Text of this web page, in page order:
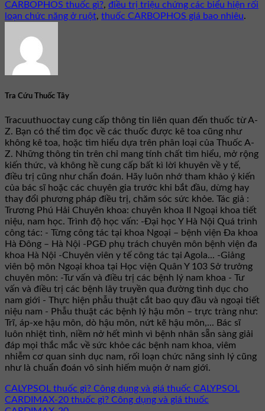
CARBOPHOS thuốc gì?, điều trị triệu chứng các biểu hiện rối
loạn chức năng ở ruột, thuốc CARBOPHOS giá bao nhiêu.
Tra Cứu Thuốc Tây
Tracuuthuoctay cung cấp thông tin liên quan đến thuốc từ A-
Z. Bạn có thể tìm đọc về các thuốc được kê toa cũng như
không kê toa, hoặc tìm hiểu dựa trên phân loại của Thuốc A-
Z. Những thông tin trên chỉ mang tính chất tìm hiểu, mở rộng
kiến thức, và không hề cung cấp bất kì lời khuyên về y tế,
điều trị cũng như chẩn đoán. Hãy luôn nhớ tham khảo ý kiến
của bác sĩ hoặc các chuyên gia trước khi bắt đầu, dừng hay
thay đổi phương pháp điều trị, chăm sóc sức khỏe. Tác giả :
Trương Phú Hải Chuyên khoa: chuyên khoa II Ngoại khoa tiết
niệu, nam học. Trình độ học vấn: -Đại học Y Hà Nội Quá trình
công tác: - Từng công tác tại khoa Ngoại – bệnh viện Đa khoa
Hà Đông – Hà Nội -PGĐ phụ trách chuyên môn bệnh viện đa
khoa Hà Nội -Chuyên viên y tế công tác tại Agola... -Giảng
viên bộ môn Ngoại khoa tại Học viện Quân Y 103 Sở trưởng
chuyên môn: -Tư vấn và điều trị các bệnh lý nam khoa - Tư
vấn và điều trị các bệnh lây truyền qua đường tình dục cho
nam giới - Thực hiện phẫu thuật cắt bao quy đầu và ngoại tiết
niệu nam - Phẫu thuật các bệnh lý hậu môn – trực tràng như:
Trĩ, áp-xe hậu môn, dò hậu môn, nứt kẽ hậu môn,... Bác sĩ
luôn nhiệt tình, niềm nở hết mình vì bệnh nhân sẵn sàng giải
đáp mọi thắc mắc về sức khỏe các bệnh nam khoa, viêm
nhiễm cơ quan sinh dục nam, rối loạn chức năng sinh lý cũng
như là chuẩn đoán vô sinh hiếm muộn ở nam giới.
CALYPSOL thuốc gì? Công dụng và giá thuốc CALYPSOL
CARDIMAX-20 thuốc gì? Công dụng và giá thuốc